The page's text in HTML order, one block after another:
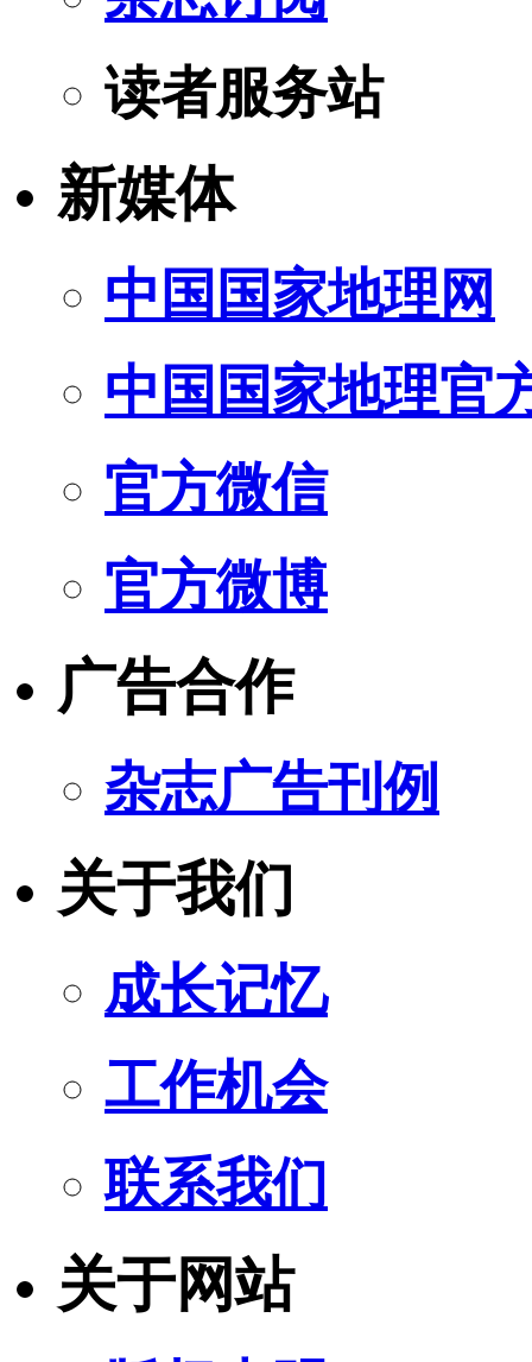
读者服务站
新媒体
中国国家地理网
中国国家地理官
官方微信
官方微博
广告合作
杂志广告刊例
关于我们
成长记忆
工作机会
联系我们
关于网站